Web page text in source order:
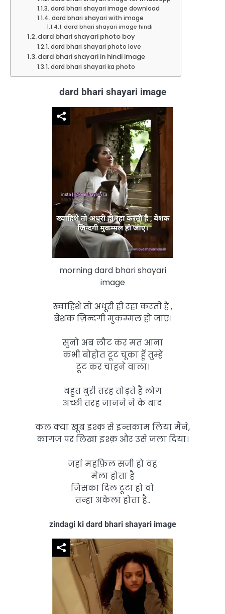
dard bhari shayari image download
dard bhari shayari with image
dard bhari shayari image hindi
dard bhari shayari photo boy
dard bhari shayari photo love
dard bhari shayari in hindi image
dard bhari shayari ka photo
dard bhari shayari image
morning dard bhari shayari
image
ख्वाहिशे तो अधूरी ही रहा करती है ,
बेशक ज़िन्दगी मुकम्मल हो जाए।
सुनो अब लौट कर मत आना
कभी बोहोत टूट चूका हूँ तुम्हे
टूट कर चाहने वाला।
बहुत बुरी तरह तोड़ते हैं लोग
अच्छी तरह जानने ने के बाद
कल क्या खूब इश्क़ से इन्तकाम लिया मैंने,
कागज़ पर लिखा इश्क़ और उसे जला दिया।
जहां महफ़िल सजी हो वह
मेला होता है
जिसका दिल टूटा हो वो
तन्हा अकेला होता है..
zindagi ki dard bhari shayari image